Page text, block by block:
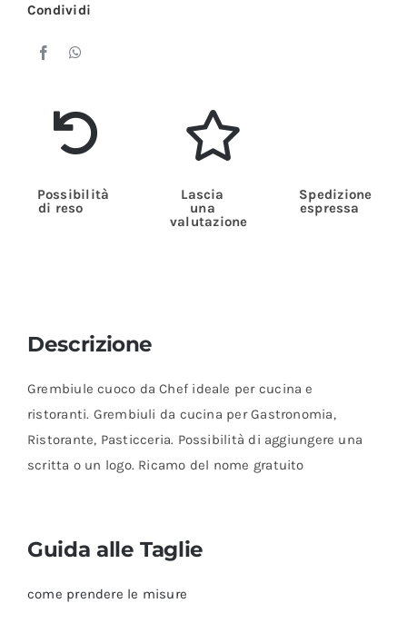
Condividi
Possibilità
di reso
Lascia
una
valutazione
Spedizione
espressa
Descrizione
Grembiule cuoco da Chef ideale per cucina e
ristoranti. Grembiuli da cucina per Gastronomia,
Ristorante, Pasticceria. Possibilità di aggiungere una
scritta o un logo. Ricamo del nome gratuito
Guida alle Taglie
come prendere le misure